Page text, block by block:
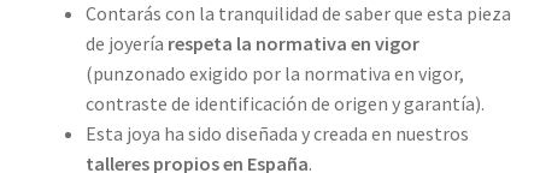
Contarás con la tranquilidad de saber que esta pieza
de joyería respeta la normativa en vigor
(punzonado exigido por la normativa en vigor,
contraste de identificación de origen y garantía).
Esta joya ha sido diseñada y creada en nuestros
talleres propiosen España.